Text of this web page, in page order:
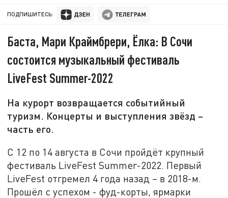
ПОДПИШИТЕСЬ:
Баста, Мари Краймбрери, Ёлка: В Сочи
состоится музыкальный фестиваль
LiveFest Summer-2022
На курорт возвращается событийный
туризм. Концерты и выступления звёзд –
часть его.
С 12 по 14 августа в Сочи пройдёт крупный
фестиваль LiveFest Summer-2022. Первый
LiveFest отгремел 4 года назад – в 2018-м.
Прошёл с успехом - фуд-корты, ярмарки